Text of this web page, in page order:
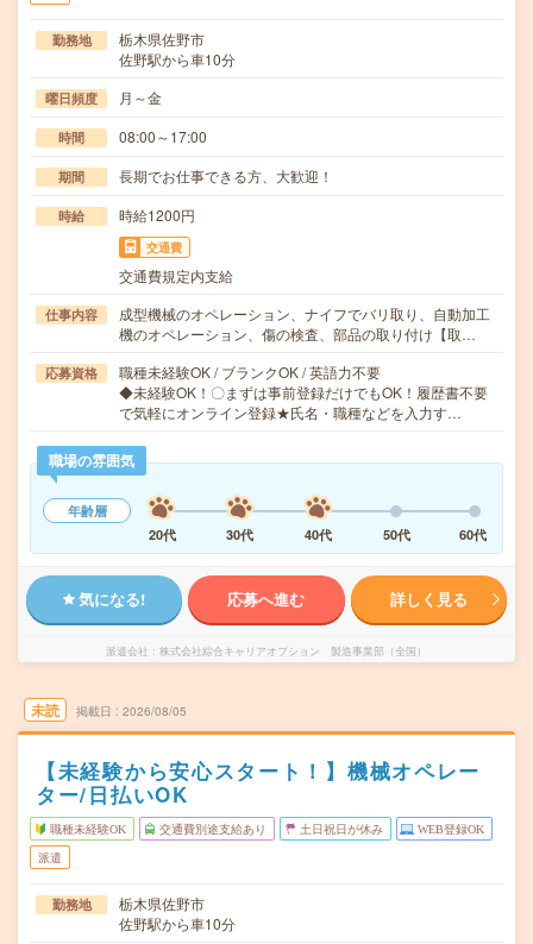
勤務地
栃木県佐野市
佐野駅から車10分
曜日頻度 月～金
時間 08:00～17:00
期間 長期でお仕事できる方、大歓迎！
時給 時給1200円
交通費
交通費規定内支給
仕事内容
成型機械のオペレーション、ナイフでバリ取り、自動加工
機のオペレーション、傷の検査、部品の取り付け【取…
応募資格
職種未経験OK / ブランクOK / 英語力不要
◆未経験OK！〇まずは事前登録だけでもOK！履歴書不要
で気軽にオンライン登録★氏名・職種などを入力す…
職場の雰囲気
年齢層
20代
30代 40代 50代 60代
気になる! 応募へ進む 詳しく見る
派遣会社 株式会社綜合キャリアオプション 製造事業部（全国）
未読 掲載日 2026/08/05
【未経験から安心スタート！】機械オペレー
ター/日払いOK
職種未経験OK 交通費別途支給あり 土日祝日が休み WEB登録OK
派遣
勤務地
栃木県佐野市
佐野駅から車10分